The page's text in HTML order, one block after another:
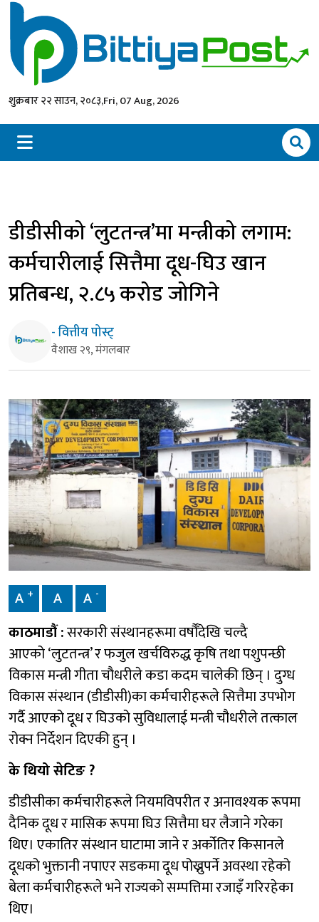
शुक्रबार २२ साउन, २०८३,Fri, 07 Aug, 2026
डीडीसीको ‘लुटतन्त्र’मा मन्त्रीको लगाम:
कर्मचारीलाई सित्तैमा दूध-घिउ खान
प्रतिबन्ध, २.८५ करोड जोगिने
- वित्तीय पोस्ट्
वैशाख २९, मंगलबार
A + A A -
काठमाडौं :सरकारी संस्थानहरूमा वर्षौँदेखि चल्दै
आएको ‘लुटतन्त्र’ र फजुल खर्चविरुद्ध कृषि तथा पशुपन्छी
विकास मन्त्री गीता चौधरीले कडा कदम चालेकी छिन् । दुग्ध
विकास संस्थान (डीडीसी)का कर्मचारीहरूले सित्तैमा उपभोग
गर्दै आएको दूध र घिउको सुविधालाई मन्त्री चौधरीले तत्काल
रोक्न निर्देशन दिएकी हुन् ।
के थियो सेटिङ ?
डीडीसीका कर्मचारीहरूले नियमविपरीत र अनावश्यक रूपमा
दैनिक दूध र मासिक रूपमा घिउ सित्तैमा घर लैजाने गरेका
थिए। एकातिर संस्थान घाटामा जाने र अर्कोतिर किसानले
दूधको भुक्तानी नपाएर सडकमा दूध पोख्नुपर्ने अवस्था रहेको
बेला कर्मचारीहरूले भने राज्यको सम्पत्तिमा रजाइँ गरिरहेका
थिए।